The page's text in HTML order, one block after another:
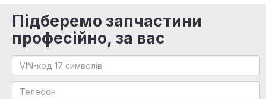
Підберемо запчастини
професійно, за вас